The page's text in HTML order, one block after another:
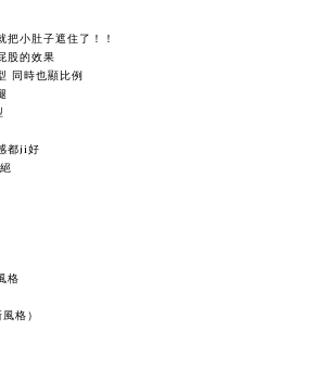
小肚子遮住了！！
股的效果
同時也顯比例
都ji好
格
格）